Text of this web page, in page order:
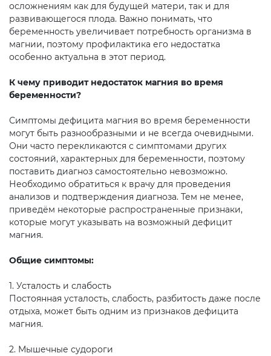
осложнениям как для будущей матери, так и для
развивающегося плода. Важно понимать, что
беременность увеличивает потребность организма в
магнии, поэтому профилактика его недостатка
особенно актуальна в этот период.
К чему приводит недостаток магния во время
беременности?
Симптомы дефицита магния во время беременности
могут быть разнообразными и не всегда очевидными.
Они часто перекликаются с симптомами других
состояний, характерных для беременности, поэтому
поставить диагноз самостоятельно невозможно.
Необходимо обратиться к врачу для проведения
анализов и подтверждения диагноза. Тем не менее,
приведём некоторые распространенные признаки,
которые могут указывать на возможный дефицит
магния.
Общие симптомы:
1. Усталость и слабость
Постоянная усталость, слабость, разбитость даже после
отдыха, может быть одним из признаков дефицита
магния.
2. Мышечные судороги